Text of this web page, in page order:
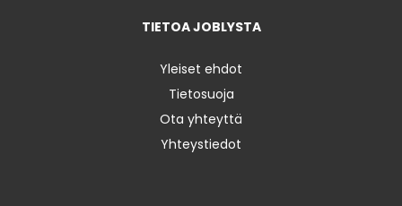
TIETOA JOBLYSTA
Yleiset ehdot
Tietosuoja
Ota yhteyttä
Yhteystiedot